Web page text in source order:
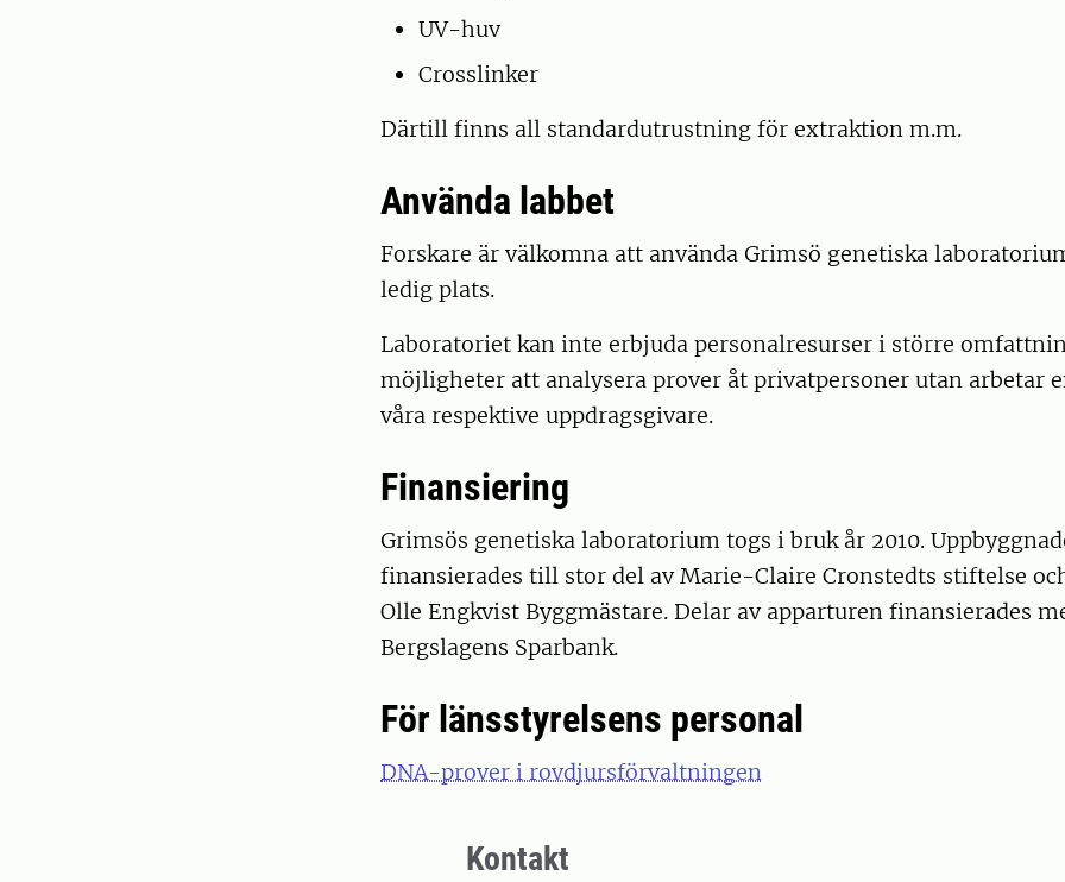
UV-huv
Crosslinker
Därtill finns all standardutrustning för extraktion m.m.
Använda labbet
Forskare är välkomna att använda Grimsö genetiska
ledig plats.
Laboratoriet kan inte erbjuda personalresurser i större
möjligheter att analysera prover åt privatpersoner utan arbetar
våra respektive uppdragsgivare.
Finansiering
Grimsös genetiska laboratorium togs i bruk år 2010.
finansierades till stor del av Marie-Claire Cronstedts stiftelse
Olle Engkvist Byggmästare. Delar av apparturen finansierades
Bergslagens Sparbank.
För länsstyrelsens personal
DNA-prover i rovdjursförvaltningen
Kontakt